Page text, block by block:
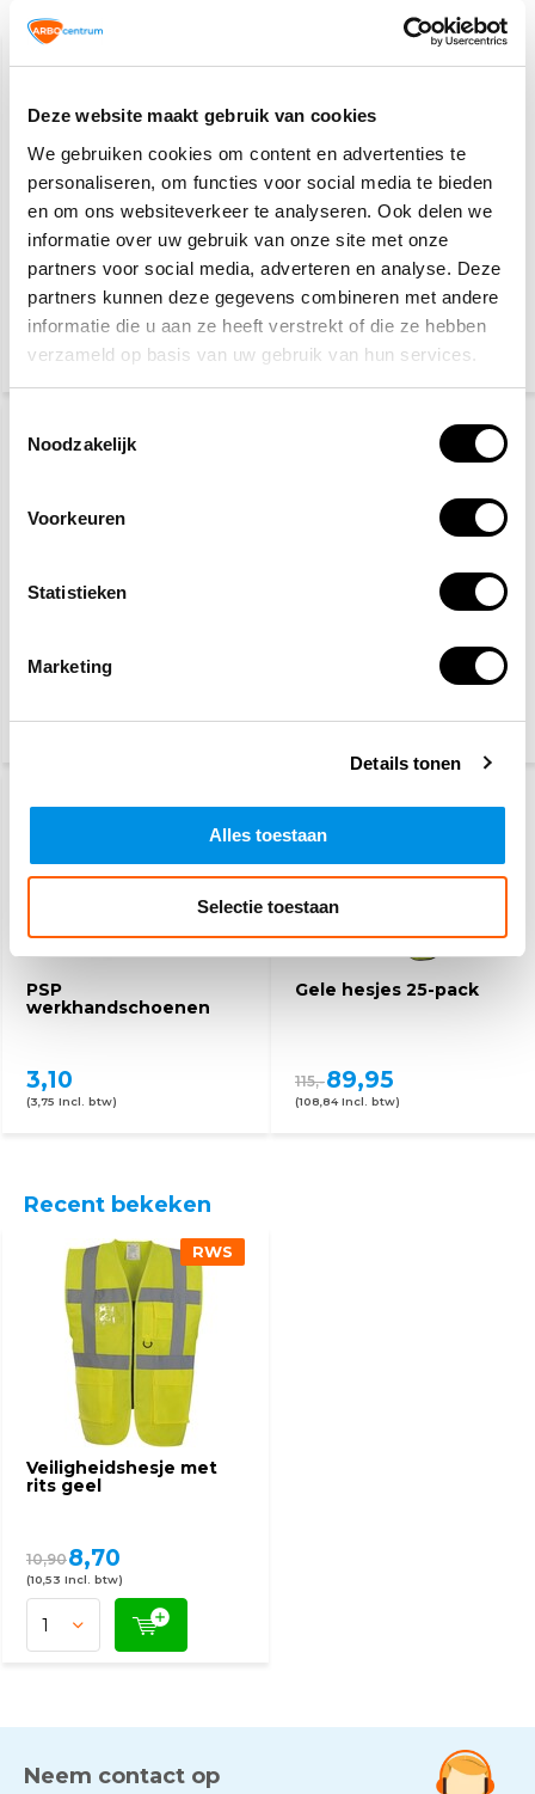
Deze website maakt gebruik van cookies
We gebruiken cookies om content en advertenties te
personaliseren, om functies voor social media te bieden
en om ons websiteverkeer te analyseren. Ook delen we
informatie over uw gebruik van onze site met onze
partners voor social media, adverteren en analyse. Deze
partners kunnen deze gegevens combineren met andere
informatie die u aan ze heeft verstrekt of die ze hebben
verzameld op basis van uw gebruik van hun services.
Noodzakelijk
Voorkeuren
Statistieken
Marketing
Details tonen
Alles toestaan
Selectie toestaan
Safenorm
veiligheidsbril
6,10
(7,38 Incl. btw)
Werkhandschoenen
basic
2,-
(2,42 Incl. btw)
PSP
werkhandschoenen
3,10
(3,75 Incl. btw)
Gele hesjes 25-pack
115,-89,95
(108,84 Incl. btw)
Recent bekeken
Veiligheidshesje met
rits geel
RWS
10,908,70
(10,53 Incl. btw)
Neem contact op